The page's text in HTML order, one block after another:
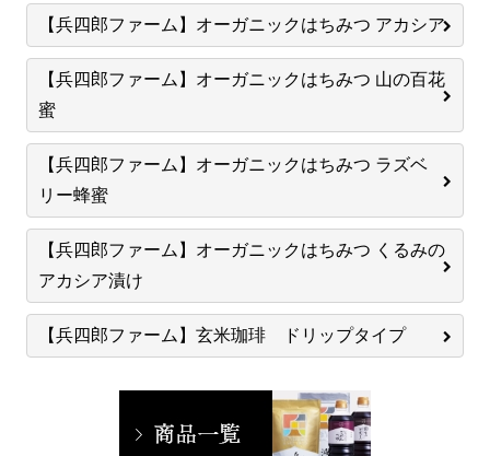
【兵四郎ファーム】オーガニックはちみつ アカシア
【兵四郎ファーム】オーガニックはちみつ 山の百花
蜜
【兵四郎ファーム】オーガニックはちみつ ラズベ
リー蜂蜜
【兵四郎ファーム】オーガニックはちみつ くるみの
アカシア漬け
【兵四郎ファーム】玄米珈琲 ドリップタイプ